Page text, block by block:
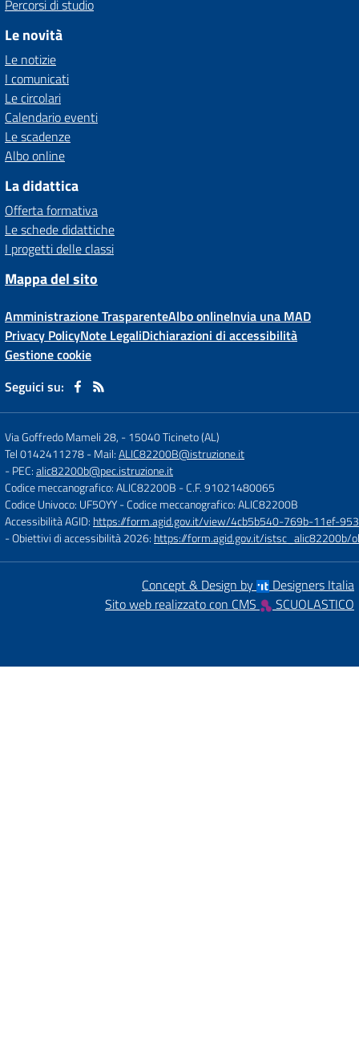
Percorsi di studio
Le novità
Le notizie
I comunicati
Le circolari
Calendario eventi
Le scadenze
Albo online
La didattica
Offerta formativa
Le schede didattiche
I progetti delle classi
Mappa del sito
Amministrazione TrasparenteAlbo onlineInvia una MAD
Privacy PolicyNote LegaliDichiarazioni di accessibilità
Gestione cookie
Seguici su:
Via Goffredo Mameli 28, -15040 Ticineto (AL)
Tel 0142411278- Mail:ALIC82200B@istruzione.it
- PEC:alic82200b@pec.istruzione.it
Codice meccanografico: ALIC82200B - C.F. 91021480065
Codice Univoco: UF5OYY- Codice meccanografico: ALIC82200B
Accessibilità AGID: https://form.agid.gov.it/view/4cb5b540-769b-11ef-
- Obiettivi di accessibilità 2026: https://form.agid.gov.it/
Concept & Design by
Designers Italia
Sito web realizzato con CMS
SCUOLASTICO